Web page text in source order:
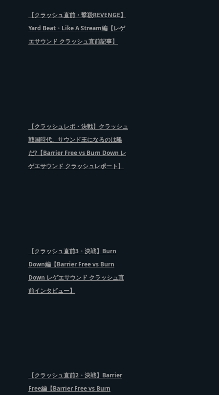
【クラッシュ直前・撃殺REVENGE】
Yard Beat・Like A Stream編【レゲ
エサウンド クラッシュ直前記事】
【クラッシュレポ・決戦】クラッシュ
戦国時代、サウンド王になるのは誰
だ?【Barrier Free vs Burn Down レ
ゲエサウンド クラッシュレポート】
【クラッシュ直前3・決戦】Burn
Down編【Barrier Free vs Burn
Down レゲエサウンド クラッシュ直
前インタビュー】
【クラッシュ直前2・決戦】Barrier
Free編【Barrier Free vs Burn